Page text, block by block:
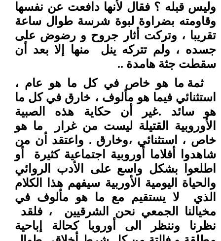
وليس قبله ؟ فقال لأنها دافعت عن نفسها
وقاومته بضراوة لبوة شرسة طوال ساعة
تقريبا ، وتركت أثار جروح و رضوض على
جسده ، ولم تتركه ينل
منها إلا بعد أن
سقطت جثة هامدة ..
ثمة ما هو خاص في كل ما هو عام ،
استثنائي فيما هو مألوف ، خارق في كل ما
هو سائد .غير أن حكاية هذه الصبية
الأوروبية القتيلة ليست من غرار
ما هو
خاص ، استثنائي ،وخارق . واعتقد أن من
شاهدوا أفلاما أوروبية اجتماعية كثيرة
أو
اطلعوا بشكل واسع على الأدب الروائي
والحياة اليومية الأوربية سيفهم هذا الكلام
الذي
لا يستقيم مع ما هو مألوف في
مخيالنا الجمعي نحن الشرقيين
، فلقد
نظرنا وننظر الى أوروبا كحالة إباحية